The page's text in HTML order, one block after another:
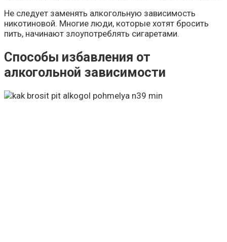
Не следует заменять алкогольную зависимость
никотиновой. Многие люди, которые хотят бросить
пить, начинают злоупотреблять сигаретами.
Способы избавления от
алкогольной зависимости